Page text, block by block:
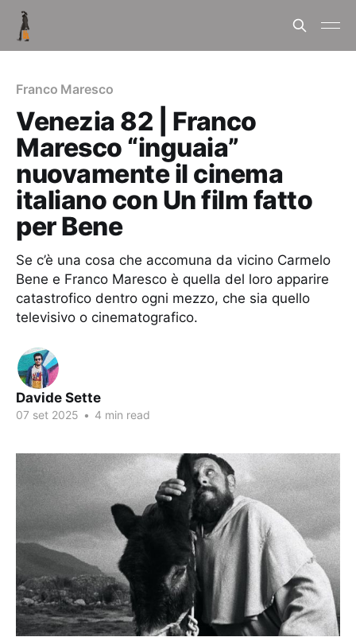
Franco Maresco
Venezia 82 | Franco
Maresco “inguaia”
nuovamente il cinema
italiano con Un film fatto
per Bene
Se c’è una cosa che accomuna da vicino Carmelo
Bene e Franco Maresco è quella del loro apparire
catastrofico dentro ogni mezzo, che sia quello
televisivo o cinematografico.
Davide Sette
07 set 2025 • 4 min read